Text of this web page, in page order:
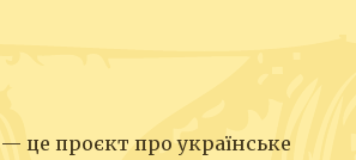
це проєкт про українське